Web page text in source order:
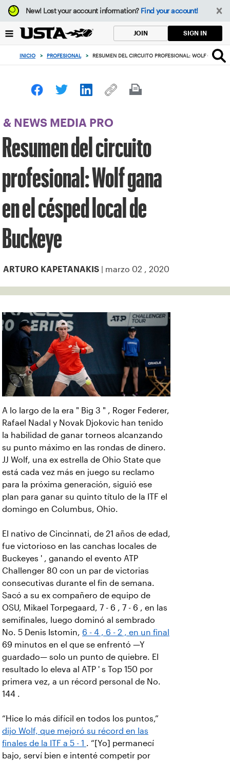
Enfoque
desde
botón
volver
principio
New!Lost your account information? Find your account!
JOIN SIGN IN
INICIO > PROFESIONAL > RESUMEN DEL CIRCUITO PROFESIONAL: WOLF GANA
& NEWS MEDIA PRO
Resumen del circuito
profesional: Wolf gana
en el césped local de
Buckeye
ARTURO KAPETANAKIS | marzo 02 , 2020
A lo largo de la era " Big 3 " , Roger Federer,
Rafael Nadal y Novak Djokovic han tenido
la habilidad de ganar torneos alcanzando
su punto máximo en las rondas de dinero.
JJ Wolf, una ex estrella de Ohio State que
está cada vez más en juego su reclamo
para la próxima generación, siguió ese
plan para ganar su quinto título de la ITF el
domingo en Columbus, Ohio.
El nativo de Cincinnati, de 21 años de edad,
fue victorioso en las canchas locales de
Buckeyes ' , ganando el evento ATP
Challenger 80 con un par de victorias
consecutivas durante el fin de semana.
Sacó a su ex compañero de equipo de
OSU, Mikael Torpegaard, 7 - 6 , 7 - 6 , en las
semifinales, luego dominó al sembrado
No. 5 Denis Istomin, 6 - 4 , 6 - 2 , en un final
69 minutos en el que se enfrentó —Y
guardado— solo un punto de quiebre. El
resultado lo eleva al ATP ' s Top 150 por
primera vez, a un récord personal de No.
144 .
“Hice lo más difícil en todos los puntos,”
dijo Wolf, que mejoró su récord en las
finales de la ITF a 5 - 1 . “[Yo] permanecí
bajo, serví bien e intenté competir por